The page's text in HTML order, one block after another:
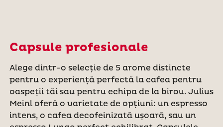
Capsule profesionale
Alege dintr-o selecție de 5 arome distincte
pentru o experiență perfectă la cafea pentru
oaspeții tăi sau pentru echipa de la birou. Julius
Meinl oferă o varietate de opțiuni: un espresso
intens, o cafea decofeinizată ușoară, sau un